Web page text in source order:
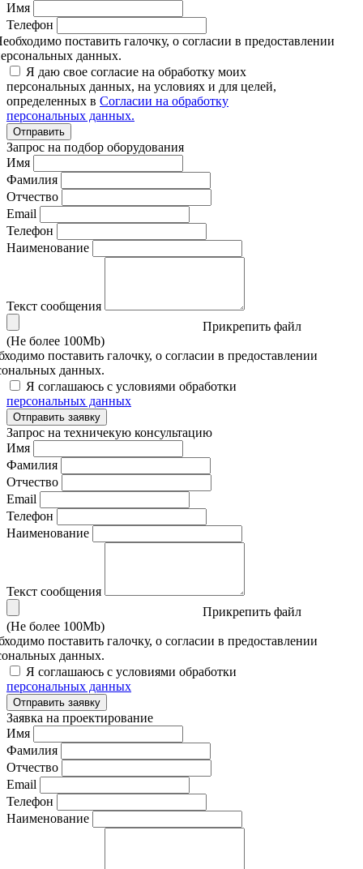
Имя
Телефон
поставить галочку, о согласии в предоставлении
данных.
Я даю свое согласие на обработку моих
персональных данных, на условиях и для целей,
определенных в Согласии на обработку
персональных данных.
Отправить
Запрос на подбор оборудования
Имя
Фамилия
Отчество
Email
Телефон
Наименование
Текст сообщения
Прикрепить файл
(Не более 100Mb)
поставить галочку, о согласии в предоставлении
данных.
Я соглашаюсь с условиями обработки
персональных данных
Отправить заявку
Запрос на техничекую консультацию
Имя
Фамилия
Отчество
Email
Телефон
Наименование
Текст сообщения
Прикрепить файл
(Не более 100Mb)
поставить галочку, о согласии в предоставлении
данных.
Я соглашаюсь с условиями обработки
персональных данных
Отправить заявку
Заявка на проектирование
Имя
Фамилия
Отчество
Email
Телефон
Наименование